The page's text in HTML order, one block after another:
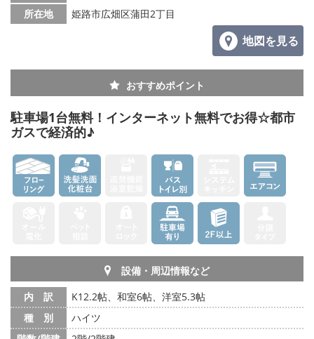
所在地
姫路市広畑区蒲田2丁目
地図を見る
おすすめポイント
駐車場1台無料！インターネット無料でお得☆都市
ガスで経済的♪
設備・周辺情報など
内 訳
K12.2帖、和室6帖、洋室5.3帖
種 別
ハイツ